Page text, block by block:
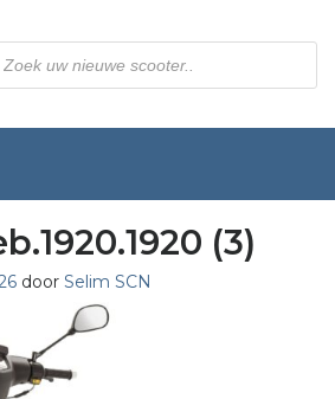
(3)
door Selim SCN